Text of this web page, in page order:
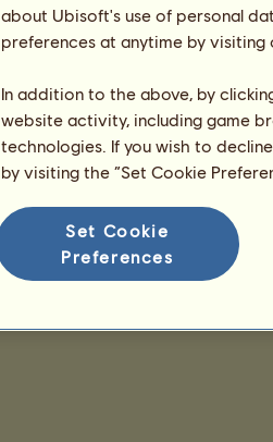
about Ubisoft's use of personal
preferences at anytime by
In addition to the above, by
website activity, including game
technologies. If you wish to
by visiting the “Set Cookie
Set Cookie
Preferences